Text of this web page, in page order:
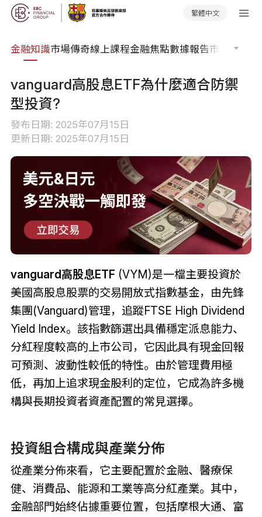
繁體中文
金融知識市場傳奇線上課程金融焦點數據報告市場分析
vanguard高股息ETF為什麼適合防禦
型投資?
發布日期: 2025年07月15日
更新日期: 2025年07月15日
vanguard高股息ETF (VYM)是一檔主要投資於
美國高股息股票的交易開放式指數基金，由先鋒
集團(Vanguard)管理，追蹤FTSE High Dividend
Yield Index。該指數篩選出具備穩定派息能力、
分紅程度較高的上市公司，它因此具有現金回報
可預測、波動性較低的特性。由於管理費用極
低，再加上追求現金股利的定位，它成為許多機
構與長期投資者資產配置的常見選擇。
投資組合構成與產業分佈
從產業分佈來看，它主要配置於金融、醫療保
健、消費品、能源和工業等高分紅產業。其中，
金融部門始終佔據重要位置，包括摩根大通、富